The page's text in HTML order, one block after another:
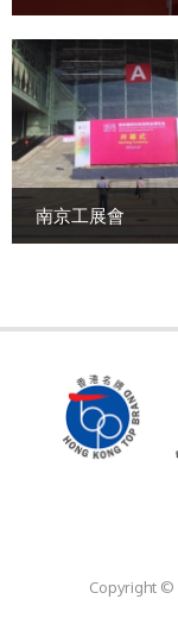
南京工展會
Copyright ©